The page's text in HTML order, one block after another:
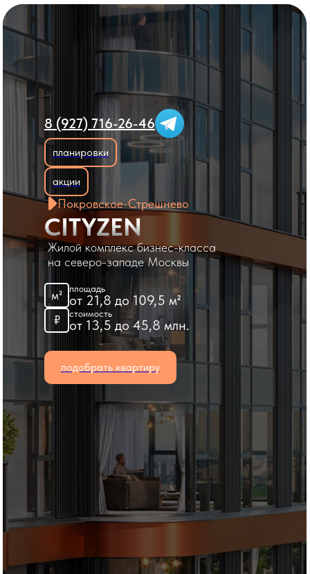
8 (927) 716-26-46
планировки
акции
Покровское-Стрешнево
CITYZEN
Жилой комплекс бизнес-класса
на северо-западе Москвы
м² площадь
от 21,8 до 109,5 м²
₽ стоимость
от 13,5 до 45,8 млн.
подобрать квартиру